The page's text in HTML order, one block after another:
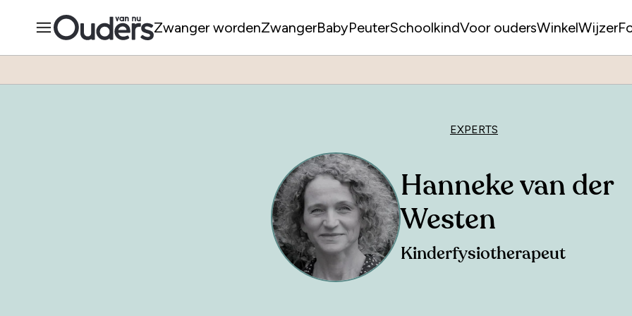
Zwanger wordenZwangerBabyPeuterSchoolkindVoor oudersWinkelWijzer
EXPERTS
Hanneke van der
Westen
Kinderfysiotherapeut